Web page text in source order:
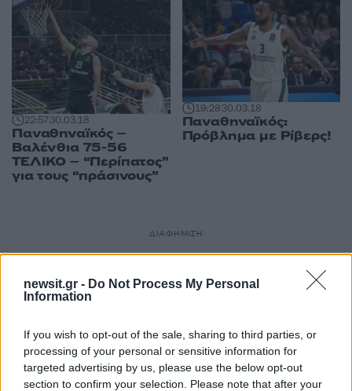
newsit.gr - Do Not Process My Personal
Information
If you wish to opt-out of the sale, sharing to third parties, or
processing of your personal or sensitive information for
targeted advertising by us, please use the below opt-out
section to confirm your selection. Please note that after your
22:5730.03.18
Παναθηναϊκός –
Βαλένθια 75-56
ΤΕΛΙΚΟ – “Περίπατος”
για τους “πράσινους”
19:2830.03.18
Παναθηναϊκός:
Πρόβλημα με Ρίβερς!
ΔΙΑΦΗΜΙΣΗ